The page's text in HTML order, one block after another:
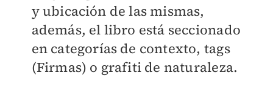
y ubicación de las mismas,
además, el libro está seccionado
en categorías de contexto, tags
(Firmas) o grafiti de naturaleza.